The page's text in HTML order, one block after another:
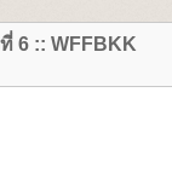
6 :: WFFBKK